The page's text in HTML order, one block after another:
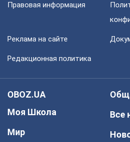
Правовая информация
Реклама на сайте
Редакционная политика
OBOZ.UA
Моя Школа
Мир
Все